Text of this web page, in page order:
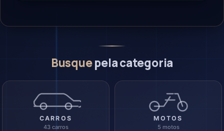
Busquepela categoria
CARROS
43 carros
MOTOS
5 motos